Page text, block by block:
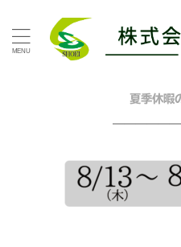
タグ
グリーン グ
ピンク ブラ
夏季休暇